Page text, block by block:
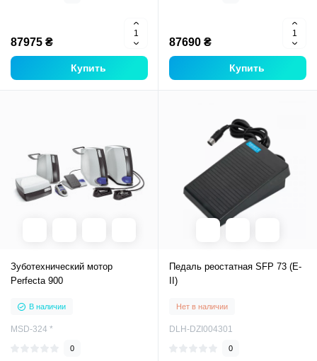
87975 ₴
Купить
87690 ₴
Купить
Зуботехнический мотор
Perfecta 900
В наличии
MSD-324 *
0
Педаль реостатная SFP 73 (Е-
II)
Нет в наличии
DLH-DZI004301
0